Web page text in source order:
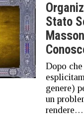
Stato
Dopo
genere)
un
rendere…